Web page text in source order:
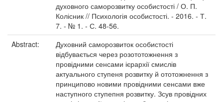
духовного саморозвитку особистості / О. П.
Колісник // Психологія особистості. - 2016. - Т.
7. - № 1. - С. 48-56.
Abstract:
Духовний саморозвиток особистості
відбувається через розототожнення з
провідними сенсами ієрархії смислів
актуального ступеня розвитку й ототожнення з
принципово новими провідними сенсами вже
наступного ступепня розвитку. Зсув провідних